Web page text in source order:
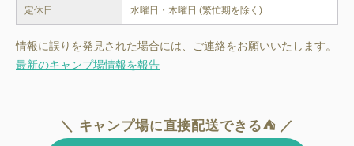
定休日 水曜日・木曜日 (繁忙期を除く)
情報に誤りを発見された場合には、ご連絡をお願いいたします。
最新のキャンプ場情報を報告
＼ キャンプ場に直接配送できる⛺ ／